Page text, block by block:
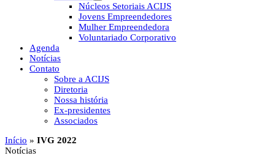
Núcleos Setoriais ACIJS
Jovens Empreendedores
Mulher Empreendedora
Voluntariado Corporativo
Agenda
Notícias
Contato
Sobre a ACIJS
Diretoria
Nossa história
Ex-presidentes
Associados
Início » IVG 2022
Notícias